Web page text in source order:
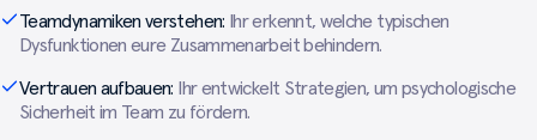
Teamdynamiken verstehen: Ihr erkennt, welche typischen
Dysfunktionen eure Zusammenarbeit behindern.
Vertrauen aufbauen: Ihr entwickelt Strategien, um psychologische
Sicherheit im Team zu fördern.